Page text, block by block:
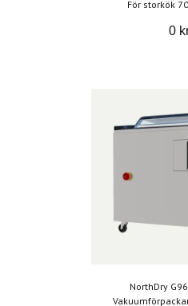
För storkök
0
NorthDry